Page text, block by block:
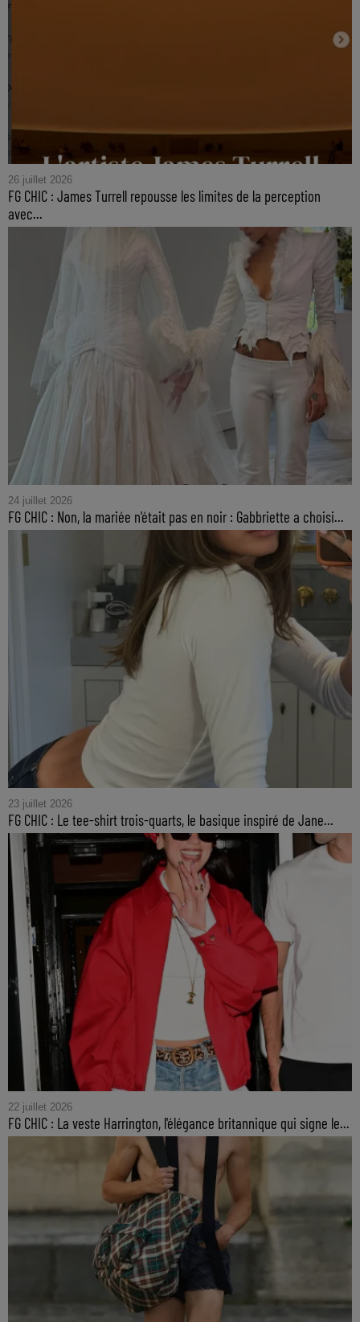
26 juillet 2026
FG CHIC : James Turrell repousse les limites de la perception
avec...
24 juillet 2026
FG CHIC : Non, la mariée n'était pas en noir : Gabbriette a choisi...
23 juillet 2026
FG CHIC : Le tee-shirt trois-quarts, le basique inspiré de Jane...
22 juillet 2026
FG CHIC : La veste Harrington, l'élégance britannique qui signe le...